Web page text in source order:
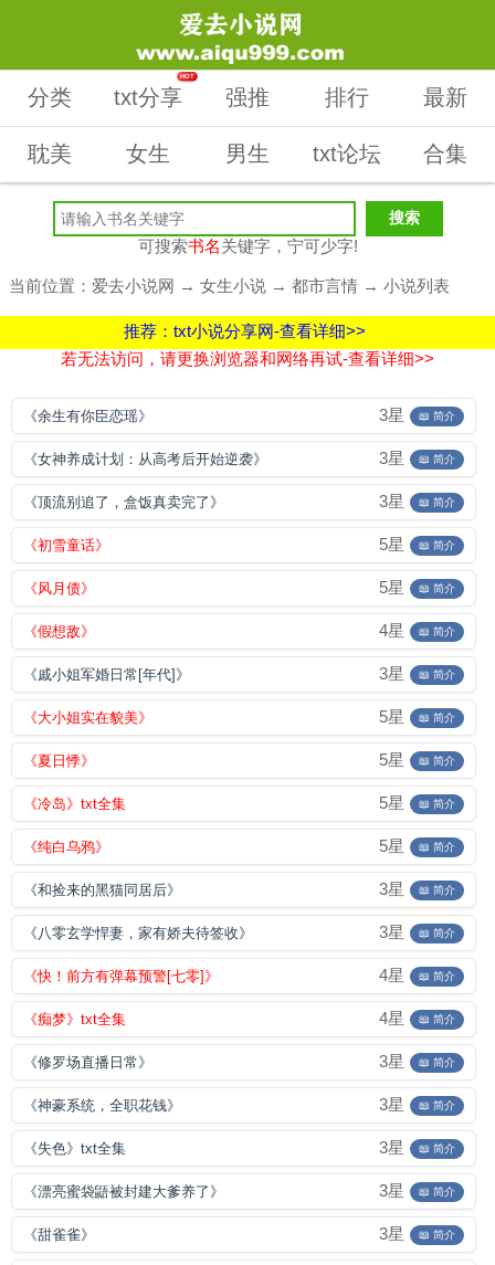
分类 txt分享
HOT
强推 排行 最新
耽美 女生 男生 txt论坛 合集
可搜索书名关键字，宁可少字!
当前位置： 爱去小说网 → 女生小说 → 都市言情 → 小说列表
推荐：txt小说分享网-查看详细>>
若无法访问，请更换浏览器和网络再试-查看详细>>
《余生有你臣恋瑶》 3星 📖 简介
《女神养成计划：从高考后开始逆袭》 3星 📖 简介
《顶流别追了，盒饭真卖完了》 3星 📖 简介
《初雪童话》 5星 📖 简介
《风月债》 5星 📖 简介
《假想敌》 4星 📖 简介
《戚小姐军婚日常[年代]》 3星 📖 简介
《大小姐实在貌美》 5星 📖 简介
《夏日悸》 5星 📖 简介
《冷岛》txt全集 5星 📖 简介
《纯白乌鸦》 5星 📖 简介
《和捡来的黑猫同居后》 3星 📖 简介
《八零玄学悍妻，家有娇夫待签收》 3星 📖 简介
《快！前方有弹幕预警[七零]》 4星 📖 简介
《痴梦》txt全集 4星 📖 简介
《修罗场直播日常》 3星 📖 简介
《神豪系统，全职花钱》 3星 📖 简介
《失色》txt全集 3星 📖 简介
《漂亮蜜袋鼯被封建大爹养了》 3星 📖 简介
《甜雀雀》 3星 📖 简介